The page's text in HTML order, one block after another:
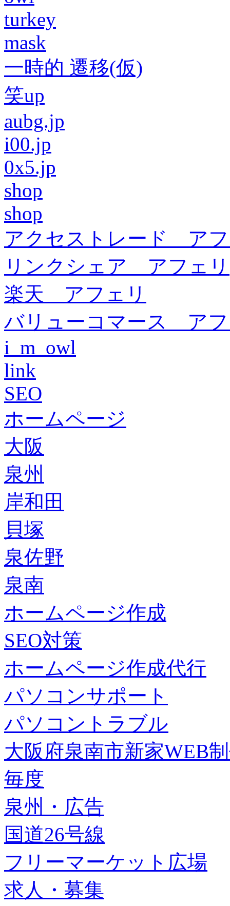
turkey
mask
一時的 遷移(仮)
笑up
aubg.jp
i00.jp
0x5.jp
shop
shop
アクセストレード ア
リンクシェア アフェリ
楽天 アフェリ
バリューコマース ア
i_m_owl
link
SEO
ホームページ
大阪
泉州
岸和田
貝塚
泉佐野
泉南
ホームページ作成
SEO対策
ホームページ作成代行
パソコンサポート
パソコントラブル
大阪府泉南市新家WEB
毎度
泉州・広告
国道26号線
フリーマーケット広場
求人・募集